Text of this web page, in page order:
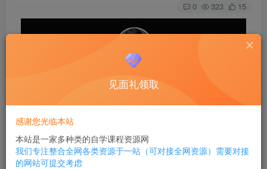
0 323 15
见面礼领取
感谢您光临本站
本站是一家多种类的自学课程资源网
我们专注整合全网各类资源于一站（可对接全网资源）需要对接
的网站可提交考虑